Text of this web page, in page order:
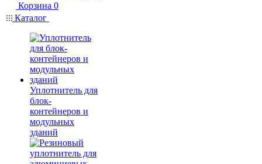
Корзина 0
Каталог
Уплотнитель для
блок-
контейнеров и
модульных
зданий